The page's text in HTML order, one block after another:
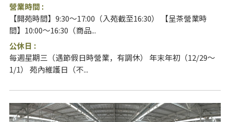
營業時間 :
【開苑時間】9:30～17:00（入苑截至16:30） 【呈茶營業時
間】10:00～16:30（商品...
公休日 :
每週星期三（遇節假日時營業，有調休） 年末年初（12/29～
1/1） 苑內維護日（不...